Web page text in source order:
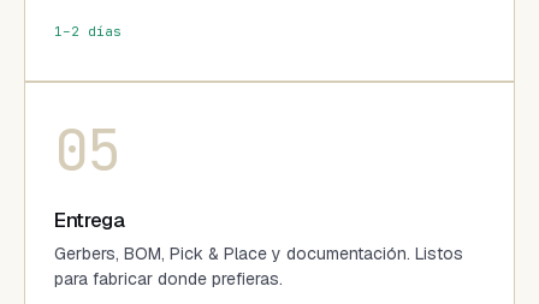
1–2 días
05
Entrega
Gerbers, BOM, Pick & Place y documentación. Listos
para fabricar donde prefieras.